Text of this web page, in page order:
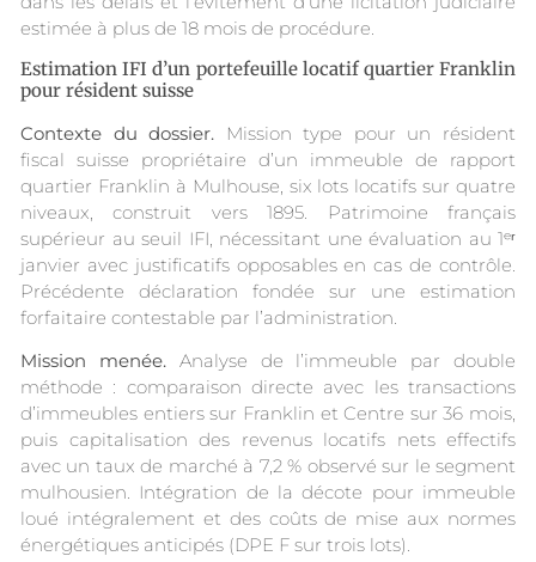
estimée à plus de 18 mois de procédure.
Estimation IFI d’un portefeuille locatif quartier Franklin
pour résident suisse
Contexte du dossier. Mission type pour un résident
fiscal suisse propriétaire d’un immeuble de rapport
quartier Franklin à Mulhouse, six lots locatifs sur quatre
niveaux, construit vers 1895. Patrimoine français
supérieur au seuil IFI, nécessitant une évaluation au 1ᵉʳ
janvier avec justificatifs opposables en cas de contrôle.
Précédente déclaration fondée sur une estimation
forfaitaire contestable par l’administration.
Mission menée.Analyse de l’immeuble par double
méthode : comparaison directe avec les transactions
d’immeubles entiers sur Franklin et Centre sur 36 mois,
puis capitalisation des revenus locatifs nets effectifs
avec un taux de marché à 7,2 % observé sur le segment
mulhousien. Intégration de la décote pour immeuble
loué intégralement et des coûts de mise aux normes
énergétiques anticipés (DPE F sur trois lots).